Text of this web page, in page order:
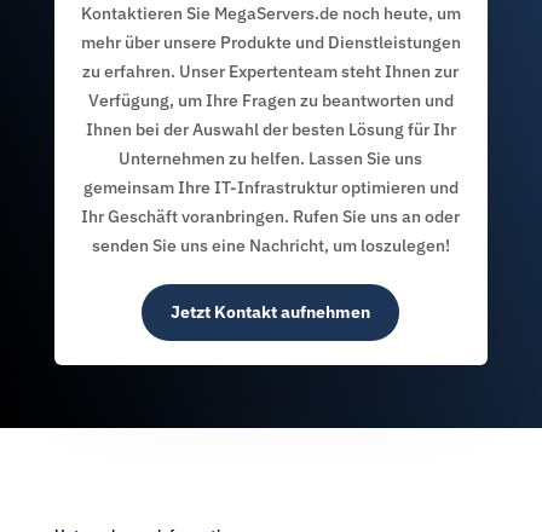
Kontaktieren Sie MegaServers.de noch heute, um
mehr über unsere Produkte und Dienstleistungen
zu erfahren. Unser Expertenteam steht Ihnen zur
Verfügung, um Ihre Fragen zu beantworten und
Ihnen bei der Auswahl der besten Lösung für Ihr
Unternehmen zu helfen. Lassen Sie uns
gemeinsam Ihre IT-Infrastruktur optimieren und
Ihr Geschäft voranbringen. Rufen Sie uns an oder
senden Sie uns eine Nachricht, um loszulegen!
Jetzt Kontakt aufnehmen